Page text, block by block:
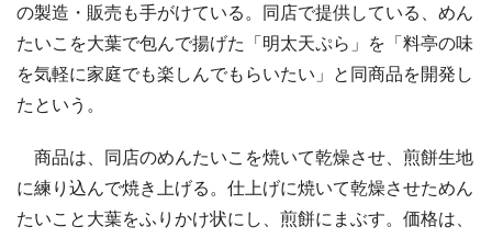
の製造・販売も手がけている。同店で提供している、めん
たいこを大葉で包んで揚げた「明太天ぷら」を「料亭の味
を気軽に家庭でも楽しんでもらいたい」と同商品を開発し
たという。
商品は、同店のめんたいこを焼いて乾燥させ、煎餅生地
に練り込んで焼き上げる。仕上げに焼いて乾燥させためん
たいこと大葉をふりかけ状にし、煎餅にまぶす。価格は、